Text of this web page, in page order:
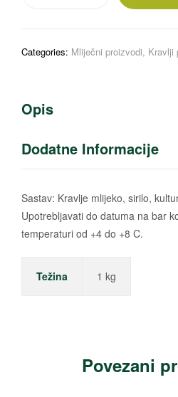
Categories: Mliječni proizvodi, Kravlji
Opis
Dodatne Informacije
Sastav: Kravlje mlijeko, sirilo,
Upotrebljavati do datuma na bar
temperaturi od +4 do +8 C.
Težina 1 kg
Povezani